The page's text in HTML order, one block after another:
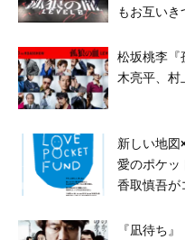
もお互い
松坂桃李『
木亮平、村
新しい地図
愛のポケッ
香取慎吾が
『凪待ち